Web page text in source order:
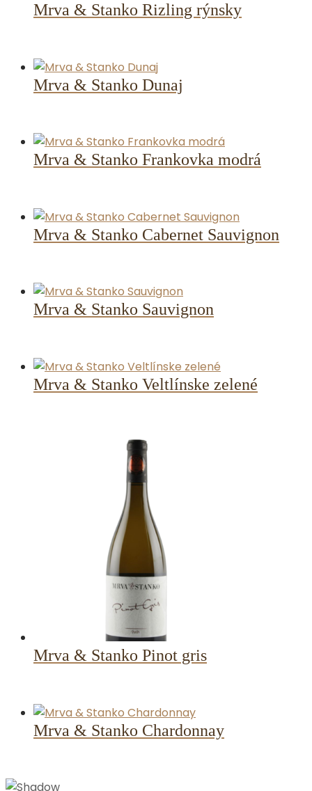
Mrva & Stanko Rizling rýnsky
Mrva & Stanko Dunaj
Mrva & Stanko Frankovka modrá
Mrva & Stanko Cabernet Sauvignon
Mrva & Stanko Sauvignon
Mrva & Stanko Veltlínske zelené
Mrva & Stanko Pinot gris
Mrva & Stanko Chardonnay